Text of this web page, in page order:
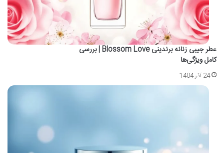
عطر جیبی زنانه برندینی Blossom Love | بررسی
کامل ویژگی‌ها
24 آذر 1404